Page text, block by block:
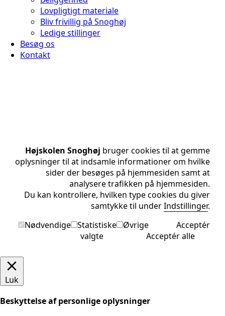
Lovpligtigt materiale
Bliv frivillig på Snoghøj
Ledige stillinger
Besøg os
Kontakt
Højskolen Snoghøj bruger cookies til at gemme
oplysninger til at indsamle informationer om hvilke
sider der besøges på hjemmesiden samt at
analysere trafikken på hjemmesiden.
Du kan kontrollere, hvilken type cookies du giver
samtykke til underIndstillinger.
Nødvendige Statistiske Øvrige
Acceptér
valgte
Acceptér alle
Luk
Beskyttelse af personlige oplysninger